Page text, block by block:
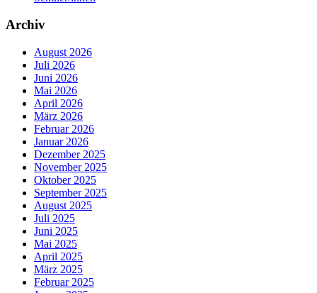
Archiv
August 2026
Juli 2026
Juni 2026
Mai 2026
April 2026
März 2026
Februar 2026
Januar 2026
Dezember 2025
November 2025
Oktober 2025
September 2025
August 2025
Juli 2025
Juni 2025
Mai 2025
April 2025
März 2025
Februar 2025